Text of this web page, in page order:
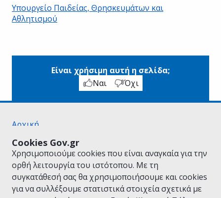
Cookies Gov.gr
Χρησιμοποιούμε cookies που είναι αναγκαία για την
ορθή λειτουργία του ιστότοπου. Με τη
συγκατάθεσή σας θα χρησιμοποιήσουμε και cookies
για να συλλέξουμε στατιστικά στοιχεία σχετικά με
Υπουργείο Παιδείας, Θρησκευμάτων και
Αθλητισμού
Είναι χρήσιμη αυτή η σελίδα;
Ναι
Όχι
Αρχική
Όροι Χρήσης
Πολιτική Απορρήτου
Δήλωση προσβασιμότητας
Πολιτική cookies
Προτάσεις για το gov.gr